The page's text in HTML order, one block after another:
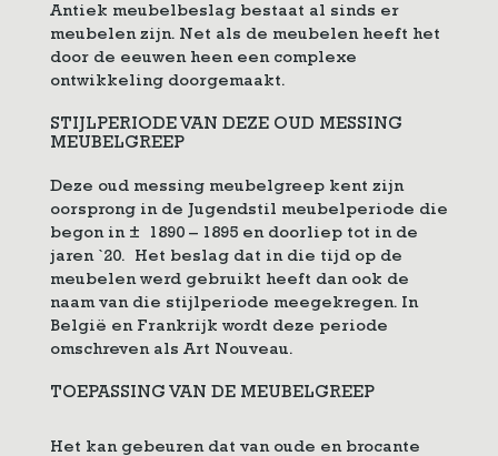
Antiek meubelbeslag bestaat al sinds er
meubelen zijn. Net als de meubelen heeft het
door de eeuwen heen een complexe
ontwikkeling doorgemaakt.
STIJLPERIODE VAN DEZE OUD MESSING
MEUBELGREEP
Deze oud messing meubelgreep kent zijn
oorsprong in de Jugendstil meubelperiode die
begon in ± 1890 – 1895 en doorliep tot in de
jaren `20. Het beslag dat in die tijd op de
meubelen werd gebruikt heeft dan ook de
naam van die stijlperiode meegekregen. In
België en Frankrijk wordt deze periode
omschreven als Art Nouveau.
TOEPASSING VAN DE MEUBELGREEP
Het kan gebeuren dat van oude en brocante